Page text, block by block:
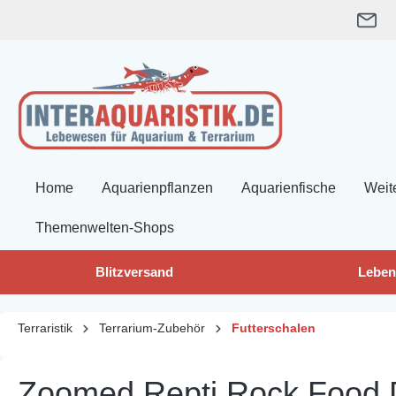
Home Aquarienpflanzen Aquarienfische
Themenwelten-Shops
Blitzversand
Terraristik Terrarium-Zubehör Futterschalen